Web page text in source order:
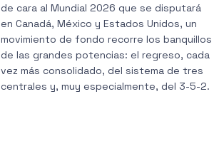
de cara al Mundial 2026 que se disputará
en Canadá, México y Estados Unidos, un
movimiento de fondo recorre los banquillos
de las grandes potencias: el regreso, cada
vez más consolidado, del sistema de tres
centrales y, muy especialmente, del 3-5-2.